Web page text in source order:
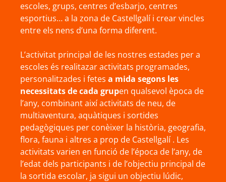
escoles, grups, centres d’esbarjo, centres
esportius… a la zona de Castellgalí i crear vincles
entre els nens d’una forma diferent.
L’activitat principal de les nostres estades per a
escoles és realitazar activitats programades,
personalitzades i fetes a mida segons les
necessitats de cada grupen qualsevol època de
l’any, combinant així activitats de neu, de
multiaventura, aquàtiques i sortides
pedagògiques per conèixer la història, geografia,
flora, fauna i altres a prop de Castellgalí . Les
activitats varien en funció de l’época de l’any, de
l’edat dels participants i de l’objectiu principal de
la sortida escolar, ja sigui un objectiu lúdic,